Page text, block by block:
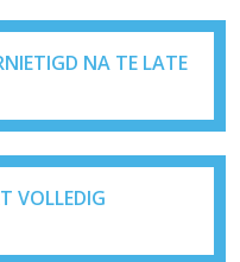
NA TE LATE
VOLLEDIG